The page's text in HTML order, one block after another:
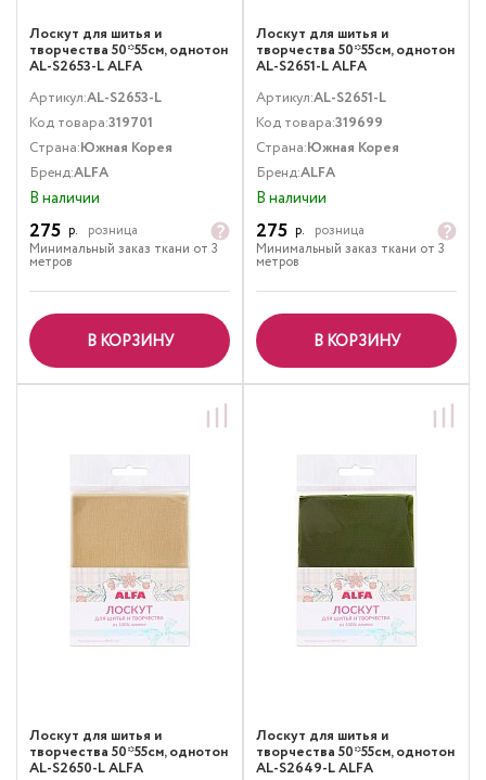
Лоскут для шитья и
творчества 50*55см, однотон
AL-S2653-L ALFA
Артикул:AL-S2653-L
Код товара:319701
Страна:Южная Корея
Бренд:ALFA
В наличии
275 р.
розница
Минимальный заказ ткани от 3
метров
В КОРЗИНУ
Лоскут для шитья и
творчества 50*55см, однотон
AL-S2651-L ALFA
Артикул:AL-S2651-L
Код товара:319699
Страна:Южная Корея
Бренд:ALFA
В наличии
275 р.
розница
Минимальный заказ ткани от 3
метров
В КОРЗИНУ
Лоскут для шитья и
творчества 50*55см, однотон
AL-S2650-L ALFA
Лоскут для шитья и
творчества 50*55см, однотон
AL-S2649-L ALFA